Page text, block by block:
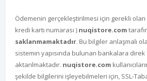
Ödemenin gerçekleştirilmesi için gerekli
kredi kartı numarası ) nuqistore.com
saklanmamaktadır. Bu bilgiler anlaşmalı
sistemin yapısında bulunan bankalara
aktarılmaktadır. nuqistore.com
şekilde bilgilerini işleyebilmeleri için, SSL-